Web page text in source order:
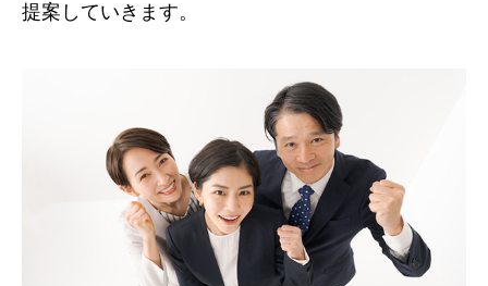
提案していきます。